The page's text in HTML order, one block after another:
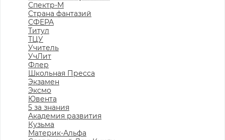
Спектр-М
Страна фантазий
СФЕРА
Титул
ТЦУ
Учитель
УчЛит
Флер
Школьная Пресса
Экзамен
Эксмо
Ювента
5 за знания
Академия развития
Кузьма
Материк-Альфа